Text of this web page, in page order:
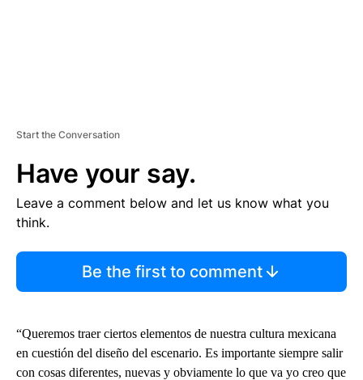
Start the Conversation
Have your say.
Leave a comment below and let us know what you
think.
Be the first to comment
“Queremos traer ciertos elementos de nuestra cultura mexicana
en cuestión del diseño del escenario. Es importante siempre salir
con cosas diferentes, nuevas y obviamente lo que va yo creo que